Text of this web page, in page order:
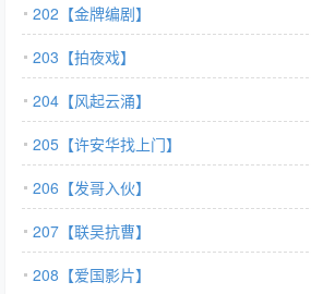
202【金牌编剧】
203【拍夜戏】
204【风起云涌】
205【许安华找上门】
206【发哥入伙】
207【联吴抗曹】
208【爱国影片】